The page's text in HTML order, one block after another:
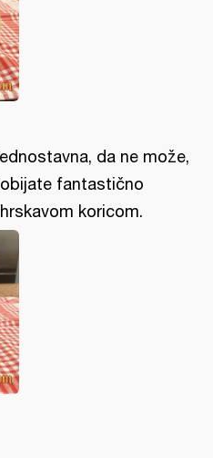
da ne može,
fantastično
koricom.